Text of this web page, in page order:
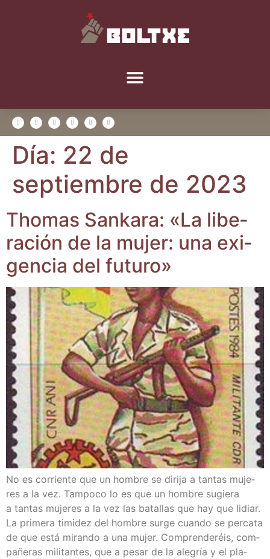
Día: 22 de
septiembre de 2023
Tho­mas San­ka­ra: «La libe­
ra­ción de la mujer: una exi­
gen­cia del futuro»
No es corrien­te que un hom­bre se diri­ja a tan­tas muje­
res a la vez. Tam­po­co lo es que un hom­bre sugie­ra
a tan­tas muje­res a la vez las bata­llas que hay que lidiar.
La pri­me­ra timi­dez del hom­bre sur­ge cuan­do se per­ca­ta
de que está miran­do a una mujer. Com­pren­de­réis, com­
pa­ñe­ras mili­tan­tes, que a pesar de la ale­gría y el pla­